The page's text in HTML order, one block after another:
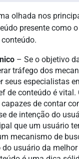
olhada nos
presente como
– Se o objetivo
tráfego dos
seus especialistas
de conteúdo é vital.
de contar
de intenção do
que um usuário
mecanismo de
do usuário da